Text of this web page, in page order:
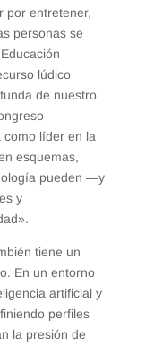
por entretener,
personas se
lúdico
de nuestro
como líder en la
esquemas,
pueden —y
y
tiene un
En un entorno
artificial y
perfiles
la presión de